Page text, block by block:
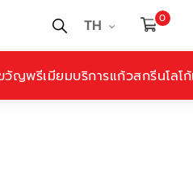
TH 0
วัญพรีเมียมบริการแก้วสกรีนโลโ